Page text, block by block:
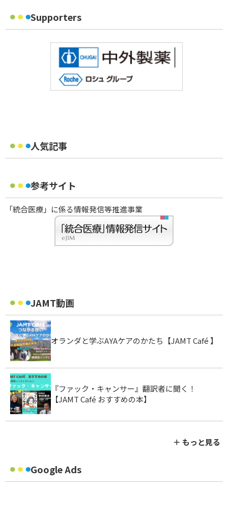
Supporters
人気記事
参考サイト
「統合医療」に係る情報発信等推進事業
JAMT動画
オランダと学ぶAYAケアのかたち【JAMT Café 】
『ファック・キャンサー』翻訳者に聞く！
【JAMT Café おすすめの本】
＋ もっと見る
Google Ads